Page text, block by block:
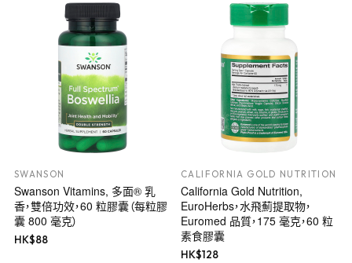
SWANSON
Swanson Vitamins, 多面® 乳
香，雙倍功效，60 粒膠囊（每粒膠
囊 800 毫克）
HK$88
CALIFORNIA GOLD NUTRITION
California Gold Nutrition,
EuroHerbs，水飛薊提取物，
Euromed 品質，175 毫克，60 粒
素食膠囊
HK$128